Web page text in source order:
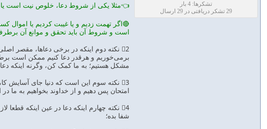
تشکرها: 4 بار
29 تشکر دریافتی در 29 ارسال
👈مثلا یکی از شروط دعا، خلوص نیت است یا
🔴اگر تهمت زدیم و یا غیبت کردیم یا
است و شروط آن باید تحقق و موانع آن
2⃣ نکته دوم اینکه در برخی دعاها، مقصر
برمی‌خوریم و هرقدر دعا کنیم ممکن است
مشکل هستیم؛ به ما کمک کن، وگرنه اینکه
3⃣ نکته سوم این است که دنیا جای
امتحان پس دهیم و از خداوند بخواهیم به
4⃣ نکته چهارم اینکه دعا در عین اینکه
شفا بده؛